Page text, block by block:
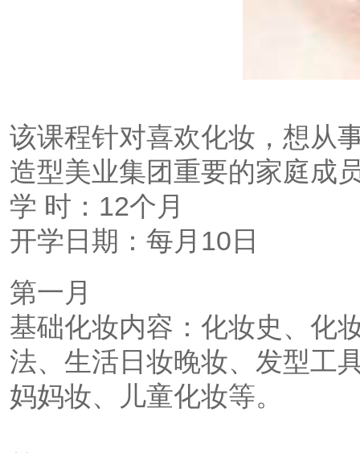
该课程针对喜欢化妆，想从
造型美业集团重要的家庭成
学 时：12个月
开学日期：每月10日
第一月
基础化妆内容：化妆史、化
法、生活日妆晚妆、发型工
妈妈妆、儿童化妆等。